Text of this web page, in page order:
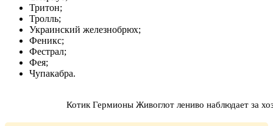
Тритон;
Тролль;
Украинский железнобрюх;
Феникс;
Фестрал;
Фея;
Чупакабра.
Котик Гермионы Живоглот лениво наблюдает за